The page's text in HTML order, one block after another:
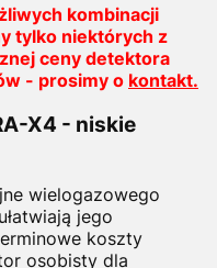
kombinacji
tylko niektórych z
ceny detektora
- prosimy o kontakt.
X4 - niskie
wielogazowego
jego
koszty
osobisty dla